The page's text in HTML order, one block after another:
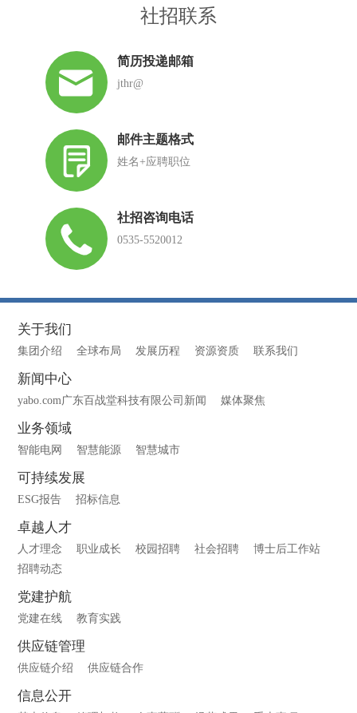
社招联系
简历投递邮箱
jthr@
邮件主题格式
姓名+应聘职位
社招咨询电话
0535-5520012
关于我们
集团介绍 全球布局 发展历程 资源资质 联系我们
新闻中心
yabo.com广东百战堂科技有限公司新闻 媒体聚焦
业务领域
智能电网 智慧能源 智慧城市
可持续发展
ESG报告 招标信息
卓越人才
人才理念 职业成长 校园招聘 社会招聘
博士后工作站
招聘动态
党建护航
党建在线 教育实践
供应链管理
供应链介绍 供应链合作
信息公开